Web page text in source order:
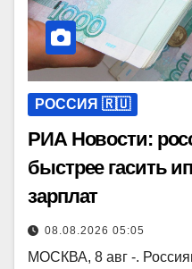
РОССИЯ 🇷🇺
РИА Новости:
быстрее гасить
зарплат
08.08.2026 05:05
МОСКВА, 8 авг -.